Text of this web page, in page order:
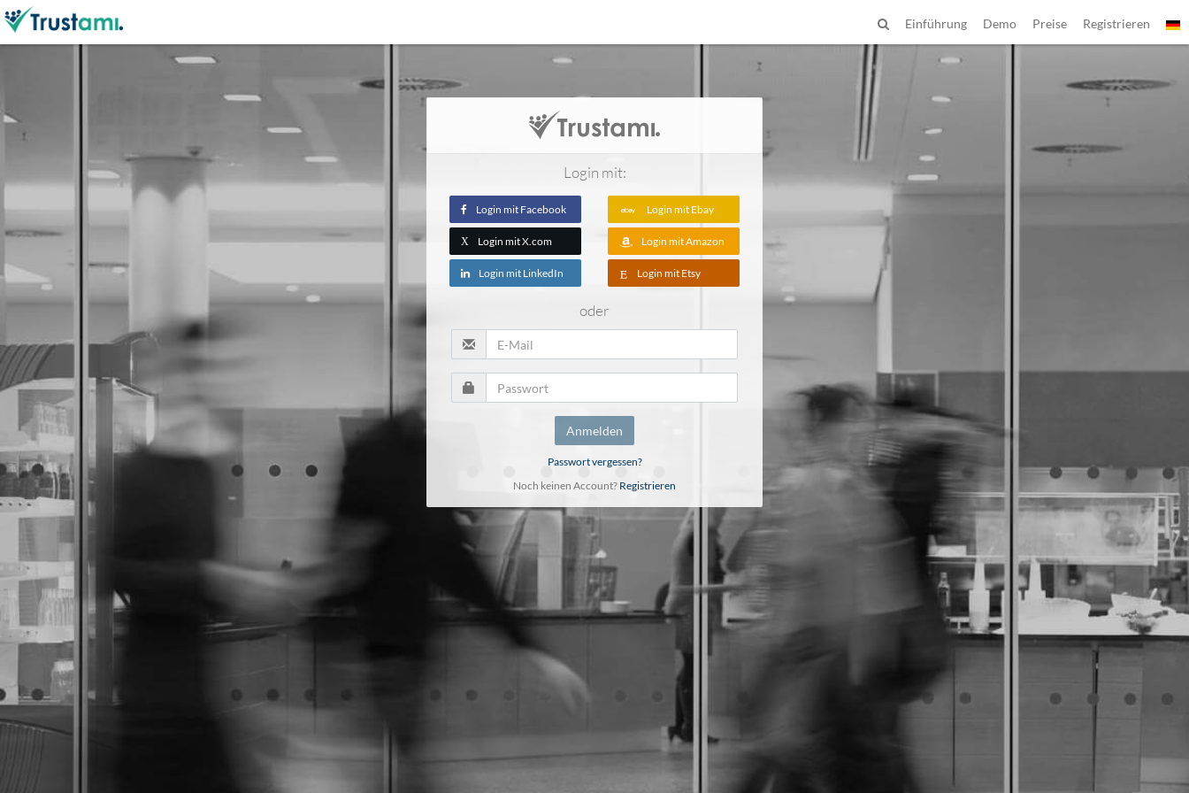
Registrieren
Preise
Demo
Einführung
Login mit:
Login mit Facebook Login mit Ebay
X Login mit X.com Login mit Amazon
Login mit LinkedIn Login mit Etsy
oder
Anmelden
Passwort vergessen?
Noch keinen Account? Registrieren